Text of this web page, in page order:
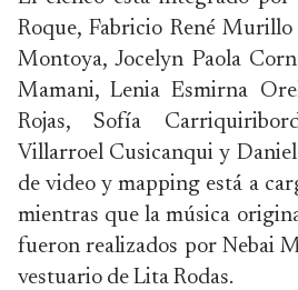
Roque, Fabricio René
Montoya, Jocelyn Paola
Mamani, Lenia Esmirna
Rojas, Sofía
Villarroel Cusicanqui y
de video y mapping está a
mientras que la música
fueron realizados por Nebai
vestuario de Lita Rodas.